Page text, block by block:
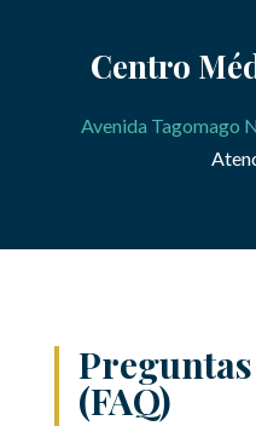
Centro
Avenida Tagomago
(FAQ)